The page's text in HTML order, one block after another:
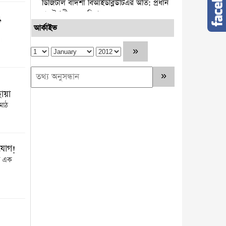
এক
ডিজিটাল বাদশা বিআইডব্লিউটিএর অতি: প্রধান
প্রকৌশলী মজনু মিয়া
নারায়ণগঞ্জ সিটি কর্পোরেশন ও স্থানীয়
বিএনপির উদ্যোগে স্কুল লাগোয়া ময়লার স্তুপ
অপসারণ
পটুয়াখালীতে আমতলীর শ্রমিক দল
সভাপতিকে কুপিয়ে ও পিটিয়ে হত্যা
আর্কাইভ